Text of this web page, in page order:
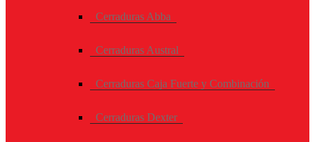
Cerraduras Abba
Cerraduras Austral
Cerraduras Caja Fuerte y Combinación
Cerraduras Dexter